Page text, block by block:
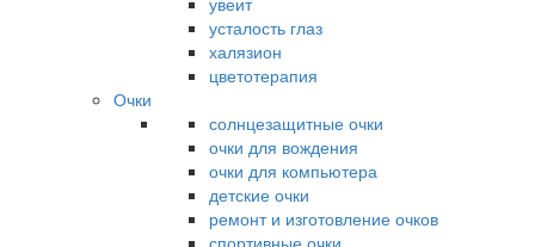
усталость глаз
халязион
цветотерапия
Очки
солнцезащитные очки
очки для вождения
очки для компьютера
детские очки
ремонт и изготовление очков